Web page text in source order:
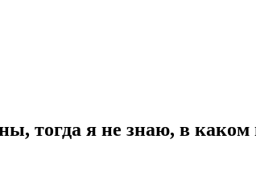
тогда я не знаю, в